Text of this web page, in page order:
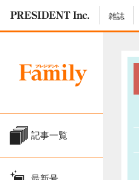
雑誌
記事一覧